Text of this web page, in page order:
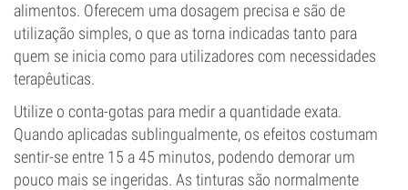
alimentos. Oferecem uma dosagem precisa e são de
utilização simples, o que as torna indicadas tanto para
quem se inicia como para utilizadores com necessidades
terapêuticas.
Utilize o conta-gotas para medir a quantidade exata.
Quando aplicadas sublingualmente, os efeitos costumam
sentir-se entre 15 a 45 minutos, podendo demorar um
pouco mais se ingeridas. As tinturas são normalmente